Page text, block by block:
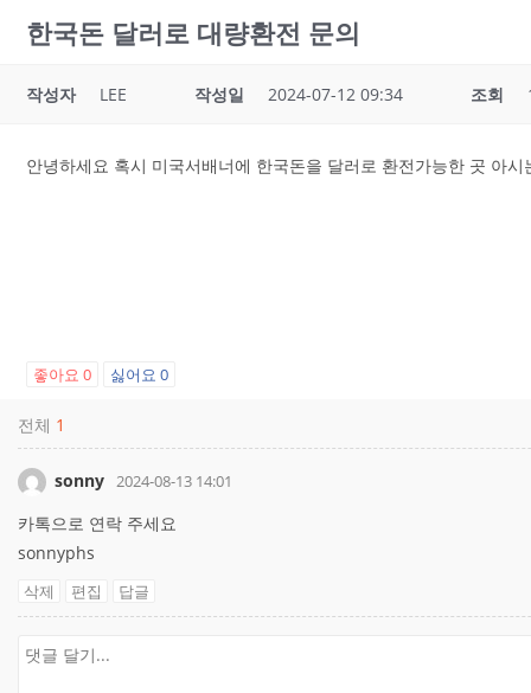
한국돈 달러로 대량환전 문의
작성자 LEE 작성일 2024-07-12 09:34 조회
안녕하세요 혹시 미국서배너에 한국돈을 달러로 환전가능한 곳 아
좋아요 0 싫어요 0
전체 1
sonny 2024-08-13 14:01
카톡으로 연락 주세요
sonnyphs
삭제 편집 답글